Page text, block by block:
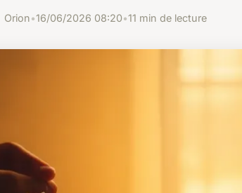
Orion•16/06/2026 08:20•11 min de lecture